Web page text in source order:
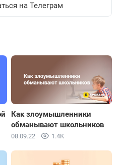
на Телеграм
Как злоумышленники
обманывают школьников
08.09.22 1.4K